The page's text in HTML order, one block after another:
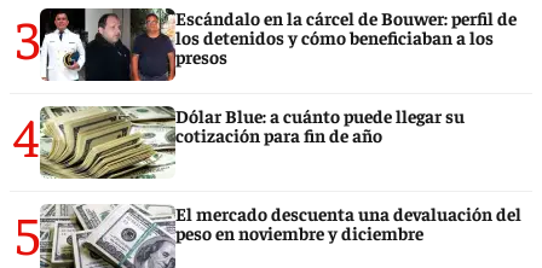
3
Escándalo en la cárcel de Bouwer: perfil de
los detenidos y cómo beneficiaban a los
presos
4
Dólar Blue: a cuánto puede llegar su
cotización para fin de año
5
El mercado descuenta una devaluación del
peso en noviembre y diciembre